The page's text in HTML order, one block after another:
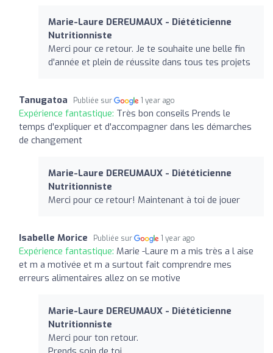
Marie-Laure DEREUMAUX - Diététicienne
Nutritionniste
Merci pour ce retour. Je te souhaite une belle fin
d'année et plein de réussite dans tous tes projets
Tanugatoa Publiée sur 1 year ago
Expérience fantastique: Très bon conseils Prends le
temps d'expliquer et d'accompagner dans les démarches
de changement
Marie-Laure DEREUMAUX - Diététicienne
Nutritionniste
Merci pour ce retour! Maintenant à toi de jouer
Isabelle Morice Publiée sur 1 year ago
Expérience fantastique: Marie -Laure m a mis très a l aise
et m a motivée et m a surtout fait comprendre mes
erreurs alimentaires allez on se motive
Marie-Laure DEREUMAUX - Diététicienne
Nutritionniste
Merci pour ton retour.